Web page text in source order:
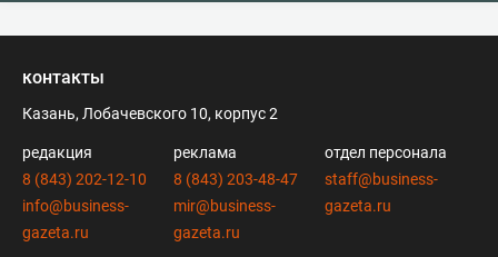
контакты
Казань, Лобачевского 10, корпус 2
редакция
8 (843) 202-12-10
info@business-
gazeta.ru
реклама
8 (843) 203-48-47
mir@business-
gazeta.ru
отдел персонала
staff@business-
gazeta.ru